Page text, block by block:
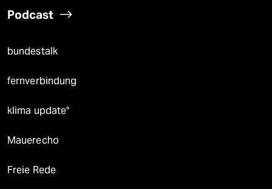
Podcast
bundestalk
fernverbindung
klima update°
Mauerecho
Freie Rede